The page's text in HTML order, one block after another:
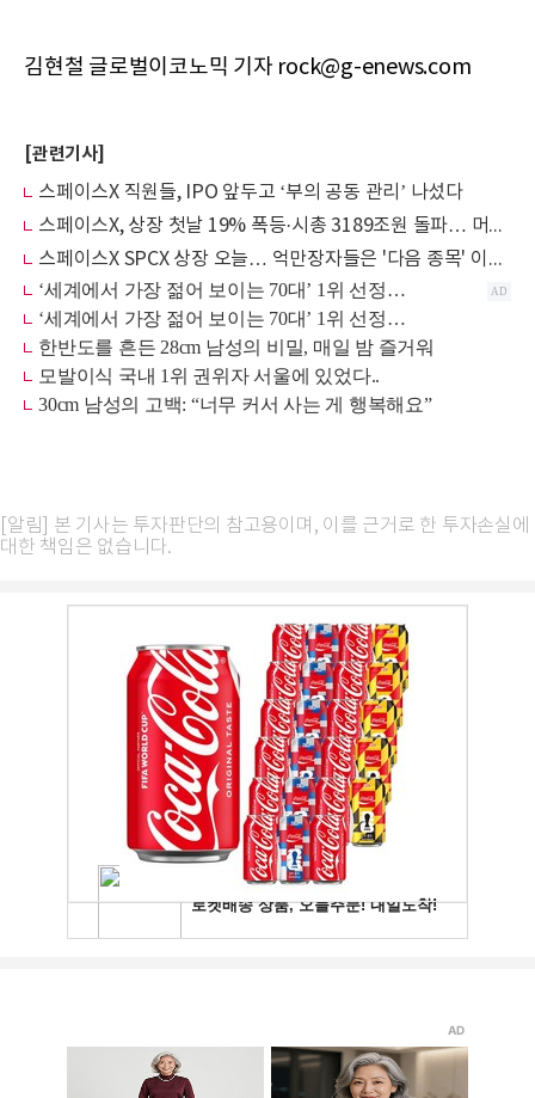
김현철 글로벌이코노믹 기자 rock@g-enews.com
[관련기사]
스페이스X 직원들, IPO 앞두고 ‘부의 공동 관리’ 나섰다
스페이스X, 상장 첫날 19% 폭등·시총 3189조원 돌파… 머스크, 세계 첫 조만장자 등극
스페이스X SPCX 상장 오늘… 억만장자들은 '다음 종목' 이미 샀다
[알림] 본 기사는 투자판단의 참고용이며, 이를 근거로 한 투자손실에
대한 책임은 없습니다.